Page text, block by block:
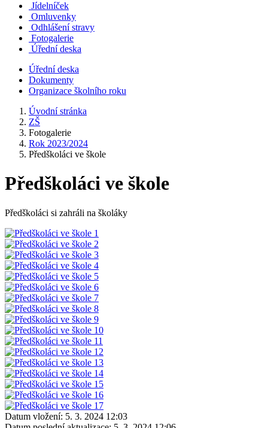
Jídelníček
Omluvenky
Odhlášení stravy
Fotogalerie
Úřední deska
Úřední deska
Dokumenty
Organizace školního roku
Úvodní stránka
ZŠ
Fotogalerie
Rok 2023/2024
Předškoláci ve škole
Předškoláci ve škole
Předškoláci si zahráli na školáky
Datum vložení: 5. 3. 2024 12:03